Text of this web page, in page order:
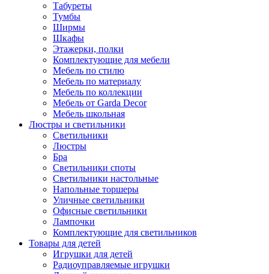
Табуреты
Тумбы
Ширмы
Шкафы
Этажерки, полки
Комплектующие для мебели
Мебель по стилю
Мебель по материалу
Мебель по коллекции
Мебель от Garda Decor
Мебель школьная
Люстры и светильники
Светильники
Люстры
Бра
Светильники споты
Светильники настольные
Напольные торшеры
Уличные светильники
Офисные светильники
Лампочки
Комплектующие для светильников
Товары для детей
Игрушки для детей
Радиоуправляемые игрушки